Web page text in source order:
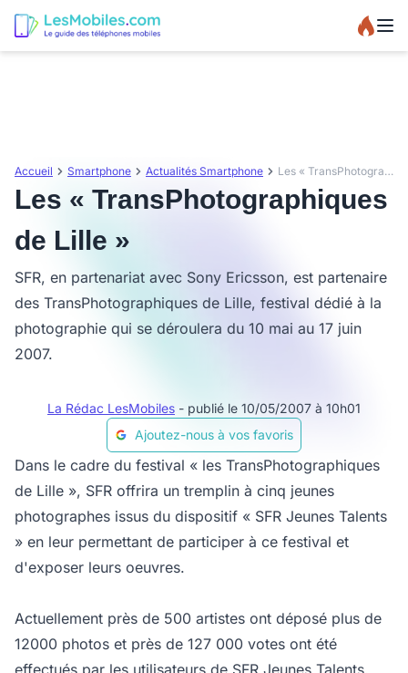
Accueil Smartphone Actualités Smartphone Les « TransPhotographiques de Lille »
Les « TransPhotographiques
de Lille »
SFR, en partenariat avec Sony Ericsson, est partenaire
des TransPhotographiques de Lille, festival dédié à la
photographie qui se déroulera du 10 mai au 17 juin
2007.
La Rédac LesMobiles - publié le 10/05/2007 à 10h01
Ajoutez-nous à vos favoris
Dans le cadre du festival « les TransPhotographiques
de Lille », SFR offrira un tremplin à cinq jeunes
photographes issus du dispositif « SFR Jeunes Talents
» en leur permettant de participer à ce festival et
d'exposer leurs oeuvres.
Actuellement près de 500 artistes ont déposé plus de
12000 photos et près de 127 000 votes ont été
effectués par les utilisateurs de SFR Jeunes Talents.